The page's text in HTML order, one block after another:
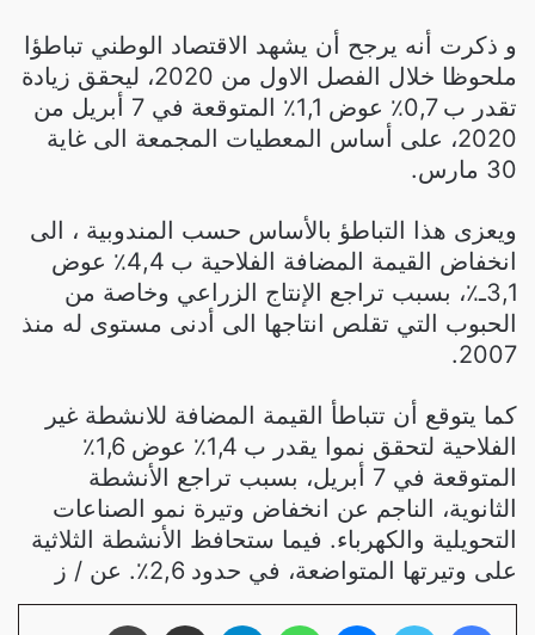
و ذكرت أنه يرجح أن يشهد الاقتصاد الوطني تباطؤا
ملحوظا خلال الفصل الاول من 2020، ليحقق زيادة
تقدر ب 0,7٪ عوض 1,1٪ المتوقعة في 7 أبريل من
2020، على أساس المعطيات المجمعة الى غاية
30 مارس.
ويعزى هذا التباطؤ بالأساس حسب المندوبية ، الى
انخفاض القيمة المضافة الفلاحية ب 4,4٪ عوض
3,1ـ٪، بسبب تراجع الإنتاج الزراعي وخاصة من
الحبوب التي تقلص انتاجها الى أدنى مستوى له منذ
2007.
كما يتوقع أن تتباطأ القيمة المضافة للانشطة غير
الفلاحية لتحقق نموا يقدر ب 1,4٪ عوض 1,6٪
المتوقعة في 7 أبريل، بسبب تراجع الأنشطة
الثانوية، الناجم عن انخفاض وتيرة نمو الصناعات
التحويلية والكهرباء. فيما ستحافظ الأنشطة الثلاثية
على وتيرتها المتواضعة، في حدود 2,6٪. عن / ز
فيسبوك تويتر ماسنجر واتساب تيلقرام مشاركة عبر البريد